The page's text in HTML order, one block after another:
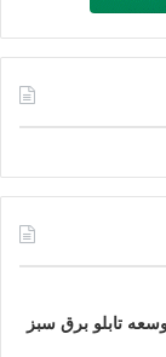
تابلو برق سبز